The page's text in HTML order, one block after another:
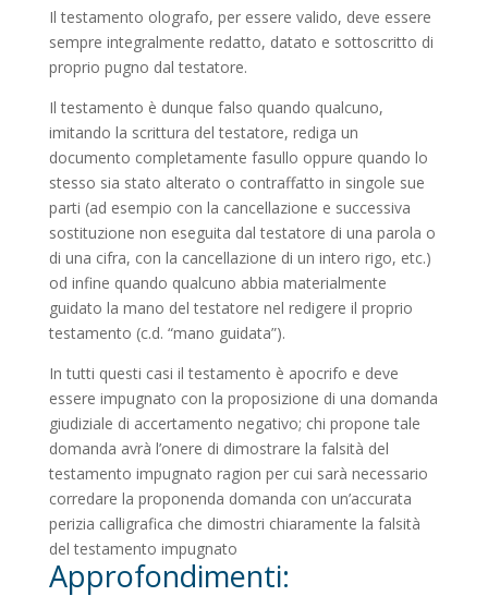
Il testamento olografo, per essere valido, deve essere
sempre integralmente redatto, datato e sottoscritto di
proprio pugno dal testatore.
Il testamento è dunque falso quando qualcuno,
imitando la scrittura del testatore, rediga un
documento completamente fasullo oppure quando lo
stesso sia stato alterato o contraffatto in singole sue
parti (ad esempio con la cancellazione e successiva
sostituzione non eseguita dal testatore di una parola o
di una cifra, con la cancellazione di un intero rigo, etc.)
od infine quando qualcuno abbia materialmente
guidato la mano del testatore nel redigere il proprio
testamento (c.d. “mano guidata”).
In tutti questi casi il testamento è apocrifo e deve
essere impugnato con la proposizione di una domanda
giudiziale di accertamento negativo; chi propone tale
domanda avrà l’onere di dimostrare la falsità del
testamento impugnato ragion per cui sarà necessario
corredare la proponenda domanda con un’accurata
perizia calligrafica che dimostri chiaramente la falsità
del testamento impugnato
Approfondimenti: